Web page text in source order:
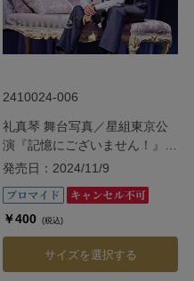
2410024-006
礼真琴 舞台写真／星組東京公
演『記憶にございません！』
『Tiara Azul ―Destino―』
発売日：2024/11/9
￥400 (税込)
サイズを選択する